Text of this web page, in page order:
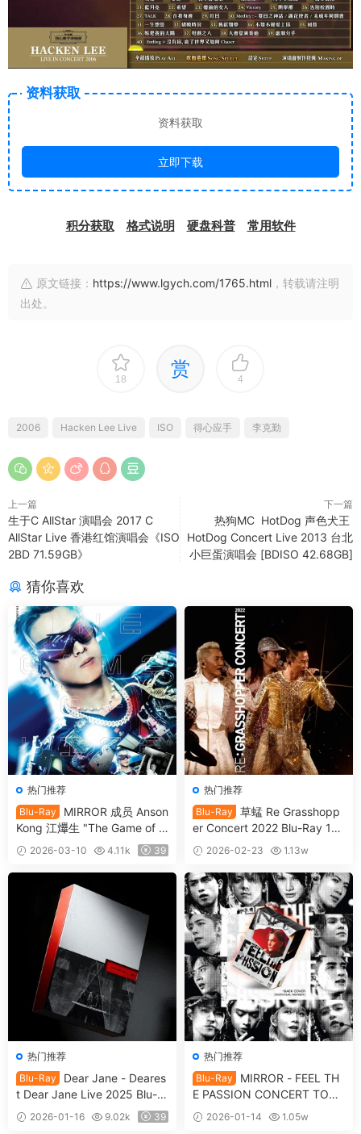
资料获取
资料获取
立即下载
积分获取 格式说明 硬盘科普 常用软件
原文链接： https://www.lgych.com/1765.html ，转载请注明
出处。
18 赏 4
2006 Hacken Lee Live ISO 得心应手 李克勤
上一篇
生于C AllStar 演唱会 2017 C
AllStar Live 香港红馆演唱会《ISO
2BD 71.59GB》
下一篇
热狗MC HotDog 声色犬王
HotDog Concert Live 2013 台北
小巨蛋演唱会 [BDISO 42.68GB]
猜你喜欢
热门推荐
Blu-Ray
MIRROR 成员 Anson
Kong 江𤒹生 "The Game of Li
fe " In My Sight Solo Concert
2024 1080i [自购原盘] [BDIS
O 2BD 34.5GB]
2026-03-10 4.11k 39
热门推荐
Blu-Ray
草蜢 Re Grasshopp
er Concert 2022 Blu-Ray 10
80i [自购原盘] [BDISO 2BD 5
3.5GB]
2026-02-23
1.13w
热门推荐
Blu-Ray
Dear Jane - Deares
t Dear Jane Live 2025 Blu-ra
y 1080p AVC DTS-HDMA 5.1
[自购原盘] [全网首发] [BDISO
2026-01-16 9.02k 39
热门推荐
Blu-Ray
MIRROR - FEEL TH
E PASSION CONCERT TOUR
2024 Blu-ray 1080p AVC DT
S-HDMA 5.1 [自购原盘] [全网
2026-01-14
1.05w